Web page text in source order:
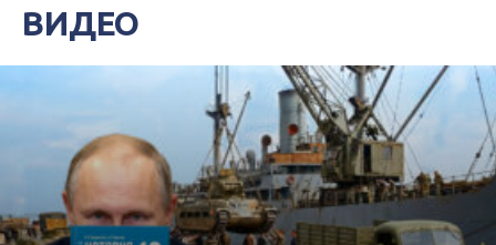
ВИДЕО